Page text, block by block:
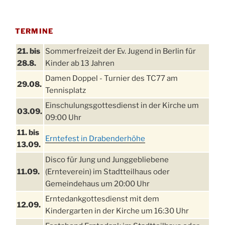
TERMINE
21. bis
28.8.
Sommerfreizeit der Ev. Jugend in Berlin für
Kinder ab 13 Jahren
29.08.
Damen Doppel - Turnier des TC77 am
Tennisplatz
03.09.
Einschulungsgottesdienst in der Kirche um
09:00 Uhr
11. bis
13.09.
Erntefest in Drabenderhöhe
11.09.
Disco für Jung und Junggebliebene
(Ernteverein) im Stadtteilhaus oder
Gemeindehaus um 20:00 Uhr
12.09.
Erntedankgottesdienst mit dem
Kindergarten in der Kirche um 16:30 Uhr